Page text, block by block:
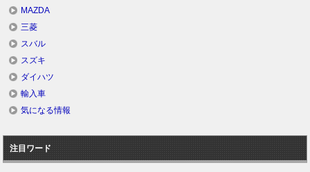
MAZDA
三菱
スバル
スズキ
ダイハツ
輸入車
気になる情報
注目ワード